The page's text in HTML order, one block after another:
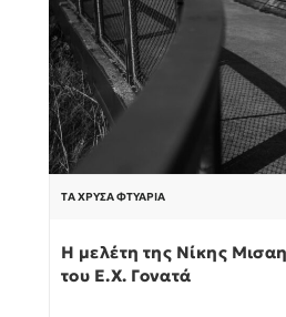
ΤΑ ΧΡΥΣΆ ΦΤΥΆΡΙΑ
Η μελέτη της Νίκης
του Ε.Χ. Γονατά